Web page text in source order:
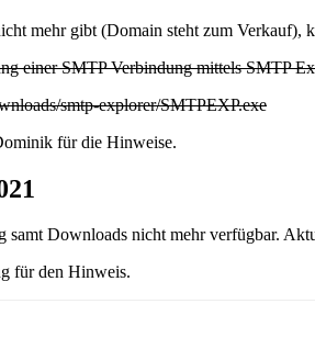
mehr gibt (Domain steht zum Verkauf),
einer SMTP Verbindung mittels SMTP
smtp-explorer/SMTPEXP.exe
für die Hinweise.
samt Downloads nicht mehr verfügbar.
für den Hinweis.